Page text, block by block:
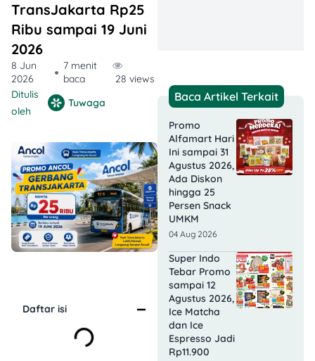
TransJakarta Rp25
Ribu sampai 19 Juni
2026
8 Jun
2026
7 menit
baca
28 views
Ditulis
oleh
Tuwaga
Daftar isi
Baca Artikel Terkait
Promo
Alfamart Hari
Ini sampai 31
Agustus 2026,
Ada Diskon
hingga 25
Persen Snack
UMKM
04 Aug 2026
Super Indo
Tebar Promo
sampai 12
Agustus 2026,
Ice Matcha
dan Ice
Espresso Jadi
Rp11.900